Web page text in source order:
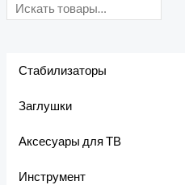
Стабилизаторы
Заглушки
Аксесуары для ТВ
Инструмент